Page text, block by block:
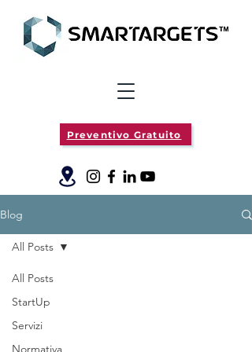
Preventivo Gratuito
Blog
All Posts
StartUp
Servizi
Normativa
All Posts